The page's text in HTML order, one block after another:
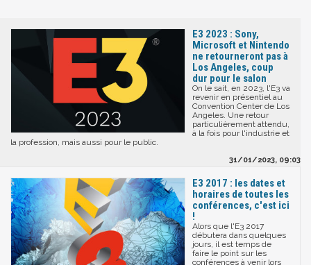
E3 2023 : Sony,
Microsoft et Nintendo
ne retourneront pas à
Los Angeles, coup
dur pour le salon
On le sait, en 2023, l'E3 va
revenir en présentiel au
Convention Center de Los
Angeles. Une retour
particulièrement attendu,
à la fois pour l'industrie et
la profession, mais aussi pour le public.
31/01/2023, 09:03
E3 2017 : les dates et
horaires de toutes les
conférences, c'est ici
!
Alors que l'E3 2017
débutera dans quelques
jours, il est temps de
faire le point sur les
conférences à venir lors